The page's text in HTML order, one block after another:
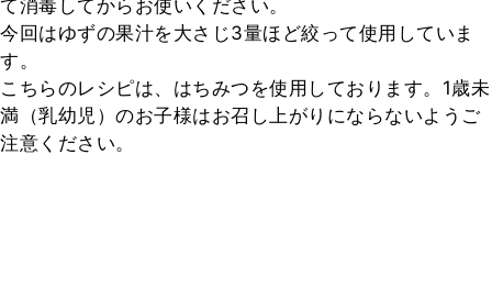
て消毒してからお使いください。
今回はゆずの果汁を大さじ3量ほど絞って使用していま
す。
こちらのレシピは、はちみつを使用しております。1歳未
満（乳幼児）のお子様はお召し上がりにならないようご
注意ください。